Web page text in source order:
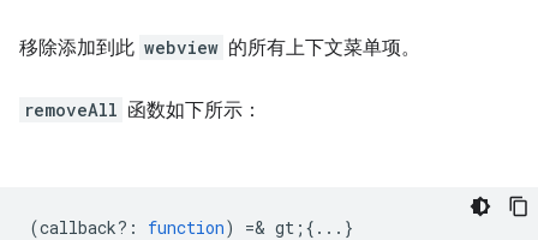
移除添加到此 webview 的所有上下文菜单项。
removeAll 函数如下所示：
(callback? : function) =& gt;{...}